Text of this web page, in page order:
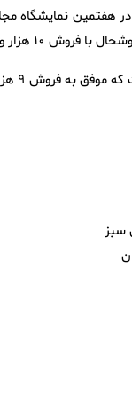
و ۷۵۷ نسخه کتاب را در
در جایگاه نهم ایستاد.
نمایشگاه مجازی کتاب تهران شد.